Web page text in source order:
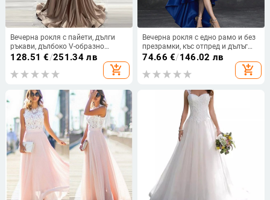
Вечерна рокля с пайети, дълги
ръкави, дълбоко V-образно
деколте, висока талия, дълга
128.51 €/251.34 лв
add_shopping_cart
Вечерна рокля с едно рамо и без
презрамки, къс отпред и дълъг
отзад, елегантна рокля за бал,
74.66 €/146.02 лв
add_shopping_cart